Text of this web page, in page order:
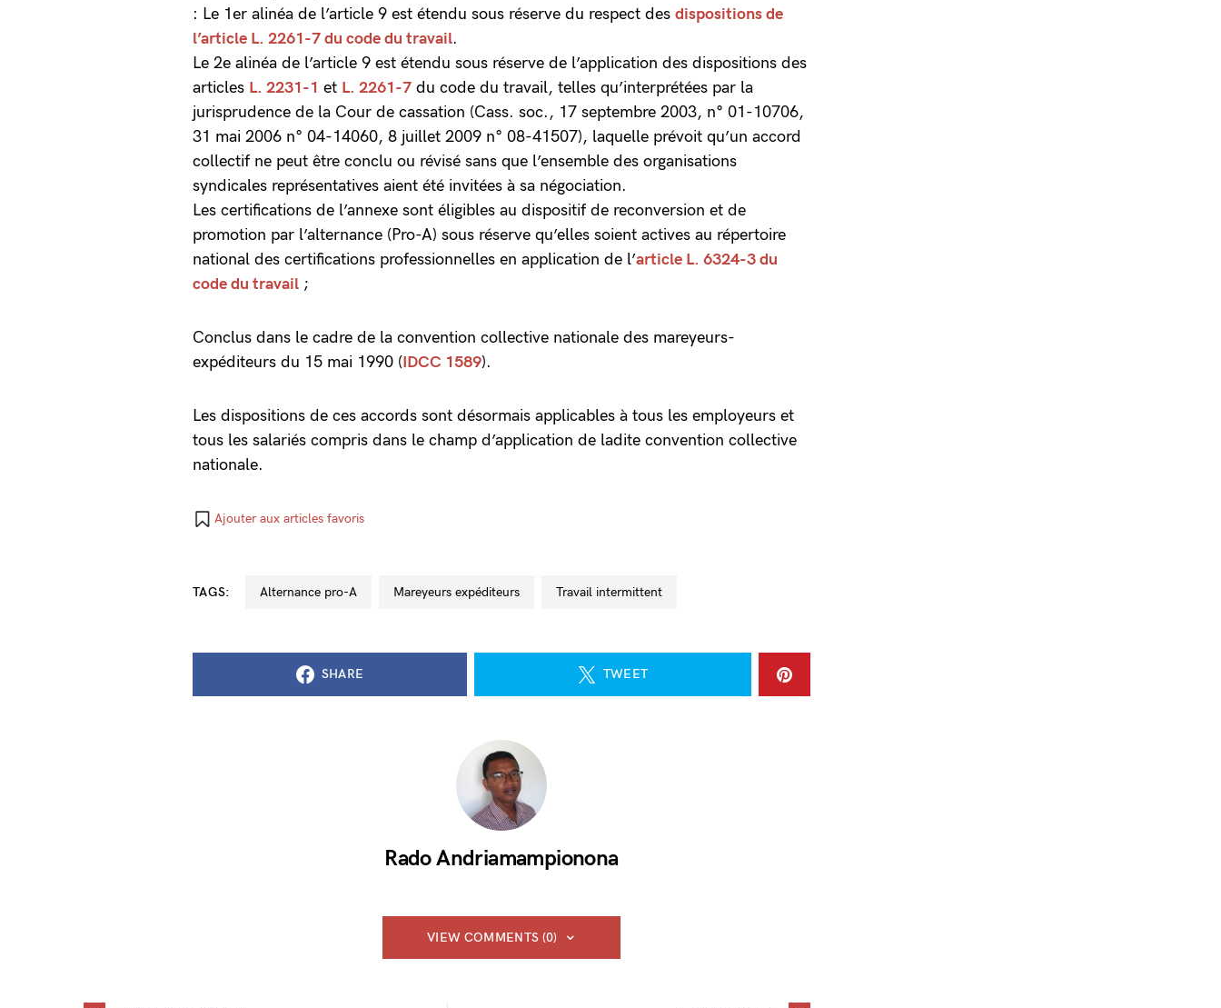
: Le 1er alinéa de l’article 9 est étendu sous réserve du respect des dispositions de
l’article L. 2261-7 du code du travail.
Le 2e alinéa de l’article 9 est étendu sous réserve de l’application des dispositions des
articles L. 2231-1 et L. 2261-7 du code du travail, telles qu’interprétées par la
jurisprudence de la Cour de cassation (Cass. soc., 17 septembre 2003, n° 01-10706,
31 mai 2006 n° 04-14060, 8 juillet 2009 n° 08-41507), laquelle prévoit qu’un accord
collectif ne peut être conclu ou révisé sans que l’ensemble des organisations
syndicales représentatives aient été invitées à sa négociation.
Les certifications de l’annexe sont éligibles au dispositif de reconversion et de
promotion par l’alternance (Pro-A) sous réserve qu’elles soient actives au répertoire
national des certifications professionnelles en application de l’article L. 6324-3 du
code du travail ;
Conclus dans le cadre de la convention collective nationale des mareyeurs-
expéditeurs du 15 mai 1990 (IDCC 1589).
Les dispositions de ces accords sont désormais applicables à tous les employeurs et
tous les salariés compris dans le champ d’application de ladite convention collective
nationale.
Ajouter aux articles favoris
TAGS: alternance pro-A mareyeurs expéditeurs travail intermittent
SHARE TWEET
Rado Andriamampionona
VIEW COMMENTS (0)